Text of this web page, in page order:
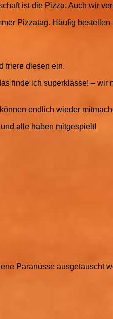
ist die Pizza. Auch wir
Pizzatag. Häufig
friere diesen ein.
finde ich superklasse! –
endlich wieder
alle haben mitgespielt!
Paranüsse ausgetauscht